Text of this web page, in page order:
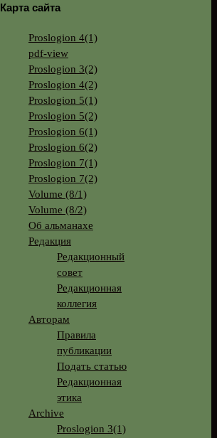
Карта сайта
Proslogion 4(1)
pdf-view
Proslogion 3(2)
Proslogion 4(2)
Proslogion 5(1)
Proslogion 5(2)
Proslogion 6(1)
Proslogion 6(2)
Proslogion 7(1)
Proslogion 7(2)
Volume (8/1)
Volume (8/2)
Об альманахе
Редакция
Редакционный
совет
Редакционная
коллегия
Авторам
Правила
публикации
Подать статью
Редакционная
этика
Archive
Proslogion 3(1)